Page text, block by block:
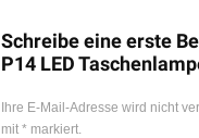
Schreibe eine erste
P14 LED
Ihre E-Mail-Adresse wird nicht
mit *markiert.